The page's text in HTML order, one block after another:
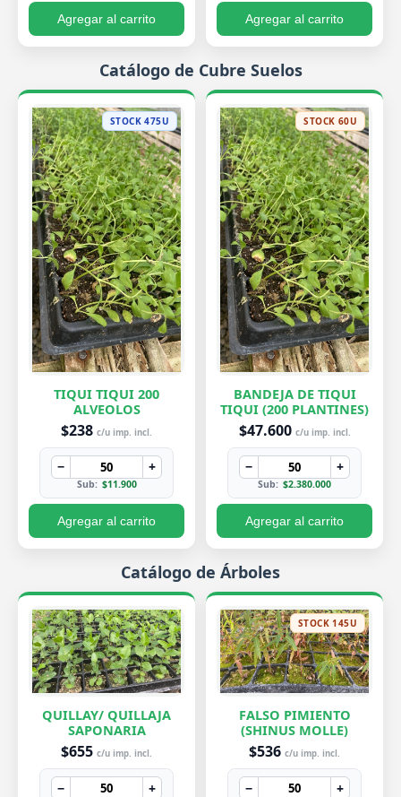
Agregar al carrito Agregar al carrito
Catálogo de Cubre Suelos
STOCK 475U
TIQUI TIQUI 200
ALVEOLOS
$238 c/u imp. incl.
− +
Sub: $11.900
Agregar al carrito
STOCK 60U
BANDEJA DE TIQUI
TIQUI (200 PLANTINES)
$47.600 c/u imp. incl.
− +
Sub: $2.380.000
Agregar al carrito
Catálogo de Árboles
QUILLAY/ QUILLAJA
SAPONARIA
$655 c/u imp. incl.
− +
STOCK 145U
FALSO PIMIENTO
(SHINUS MOLLE)
$536 c/u imp. incl.
− +